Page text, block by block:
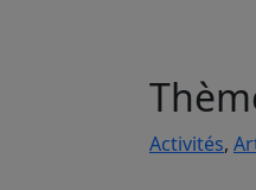
Activités,